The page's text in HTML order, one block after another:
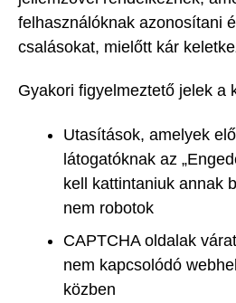
felhasználóknak azonosítani
csalásokat, mielőtt kár
Gyakori figyelmeztető jelek a
Utasítások, amelyek
látogatóknak az
kell kattintaniuk annak
nem robotok
CAPTCHA oldalak
nem kapcsolódó
közben